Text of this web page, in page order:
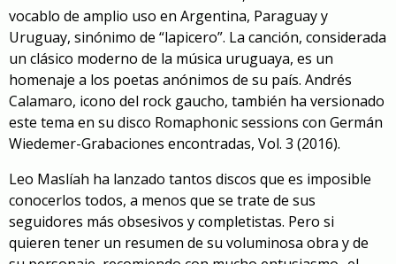
vocablo de amplio uso en Argentina, Paraguay y
Uruguay, sinónimo de “lapicero”. La canción, considerada
un clásico moderno de la música uruguaya, es un
homenaje a los poetas anónimos de su país. Andrés
Calamaro, icono del rock gaucho, también ha versionado
este tema en su disco Romaphonicsessions con Germán
Wiedemer-Grabaciones encontradas, Vol. 3 (2016).
Leo Maslíah ha lanzado tantos discos que es imposible
conocerlos todos, a menos que se trate de sus
seguidores más obsesivos y completistas. Pero si
quieren tener un resumen de su voluminosa obra y de